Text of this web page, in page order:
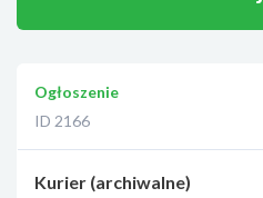
Ogłoszenie
ID 2166
Kurier (archiwalne)